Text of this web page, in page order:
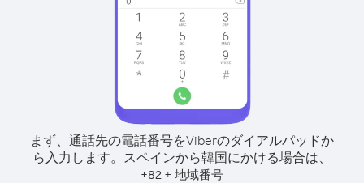
まず、通話先の電話番号をViberのダイアルパッドか
ら入力します。 スペインから韓国にかける場合は、
+82 + 地域番号